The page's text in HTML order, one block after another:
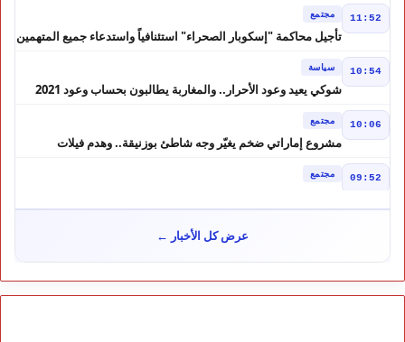
11:52 مجتمع
تأجيل محاكمة "إسكوبار الصحراء" استئنافياً واستدعاء جميع المتهمين
10:54 سياسة
شوكي يعيد وعود الأحرار.. والمغاربة يطالبون بحساب وعود 2021
10:06 مجتمع
مشروع إماراتي ضخم يغيّر وجه شاطئ بوزنيقة.. وهدم فيلات
09:52 مجتمع
الضحايا
المغرب
09:43 خارج الحدود
عرض كل الأخبار ←